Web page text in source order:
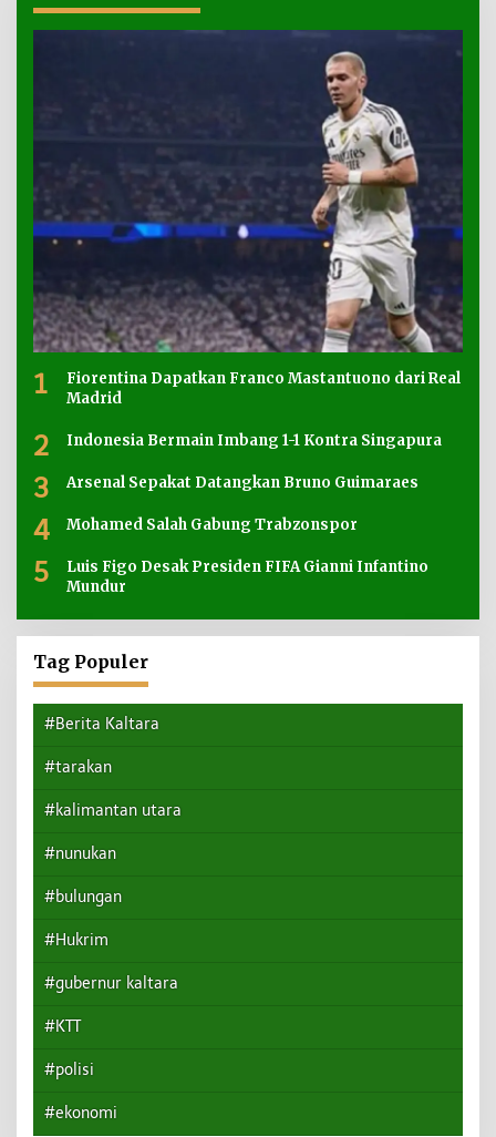
1
Fiorentina Dapatkan Franco Mastantuono dari Real
Madrid
2 Indonesia Bermain Imbang 1-1 Kontra Singapura
3 Arsenal Sepakat Datangkan Bruno Guimaraes
4 Mohamed Salah Gabung Trabzonspor
5
Luis Figo Desak Presiden FIFA Gianni Infantino
Mundur
Tag Populer
#Berita Kaltara
#tarakan
#kalimantan utara
#nunukan
#bulungan
#Hukrim
#gubernur kaltara
#KTT
#polisi
#ekonomi